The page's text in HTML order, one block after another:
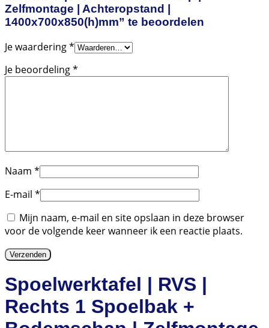
Zelfmontage | Achteropstand |
1400x700x850(h)mm” te beoordelen
Je waardering*
Je beoordeling*
Naam *
E-mail *
Mijn naam, e-mail en site opslaan in deze browser
voor de volgende keer wanneer ik een reactie plaats.
Spoelwerktafel | RVS |
Rechts 1 Spoelbak +